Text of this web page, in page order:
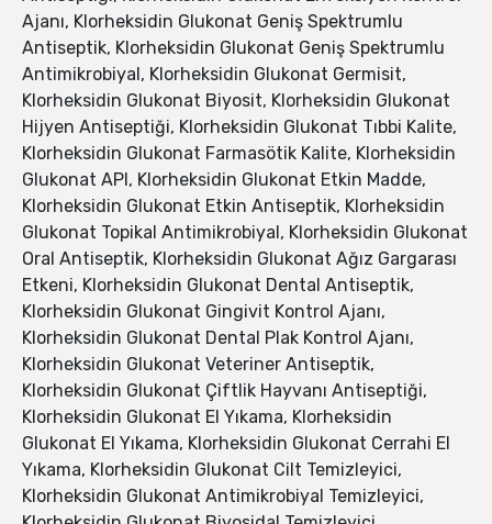
Ajanı, Klorheksidin Glukonat Geniş Spektrumlu
Antiseptik, Klorheksidin Glukonat Geniş Spektrumlu
Antimikrobiyal, Klorheksidin Glukonat Germisit,
Klorheksidin Glukonat Biyosit, Klorheksidin Glukonat
Hijyen Antiseptiği, Klorheksidin Glukonat Tıbbi Kalite,
Klorheksidin Glukonat Farmasötik Kalite, Klorheksidin
Glukonat API, Klorheksidin Glukonat Etkin Madde,
Klorheksidin Glukonat Etkin Antiseptik, Klorheksidin
Glukonat Topikal Antimikrobiyal, Klorheksidin Glukonat
Oral Antiseptik, Klorheksidin Glukonat Ağız Gargarası
Etkeni, Klorheksidin Glukonat Dental Antiseptik,
Klorheksidin Glukonat Gingivit Kontrol Ajanı,
Klorheksidin Glukonat Dental Plak Kontrol Ajanı,
Klorheksidin Glukonat Veteriner Antiseptik,
Klorheksidin Glukonat Çiftlik Hayvanı Antiseptiği,
Klorheksidin Glukonat El Yıkama, Klorheksidin
Glukonat El Yıkama, Klorheksidin Glukonat Cerrahi El
Yıkama, Klorheksidin Glukonat Cilt Temizleyici,
Klorheksidin Glukonat Antimikrobiyal Temizleyici,